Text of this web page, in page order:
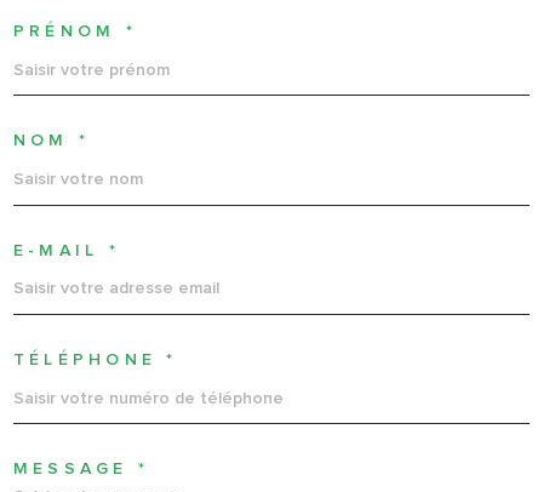
PRÉNOM *
NOM *
E-MAIL *
TÉLÉPHONE *
MESSAGE *